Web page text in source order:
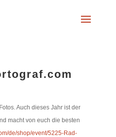
Auch dieses Jahr ist der
macht von euch die besten
de/shop/event/5225-Rad-